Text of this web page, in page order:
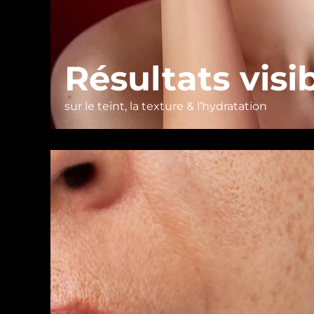
Résultats
sur le teint, la texture & l’hydratation